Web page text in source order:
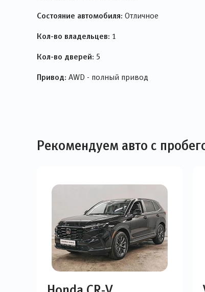
Состояние автомобиля: Отличное
Кол-во владельцев: 1
Кол-во дверей: 5
Привод: AWD - полный привод
Рекомендуем авто с